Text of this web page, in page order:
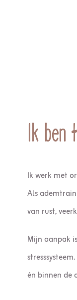
Ik ben
Ik werk met
Als
van rust,
Mijn aanpak
én binnen de